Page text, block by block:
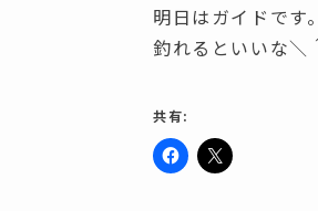
明日はガイドです。
釣れるといいな＼
共有:
F ク